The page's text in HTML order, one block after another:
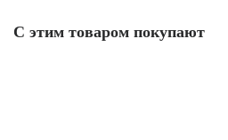
С этим товаром покупают